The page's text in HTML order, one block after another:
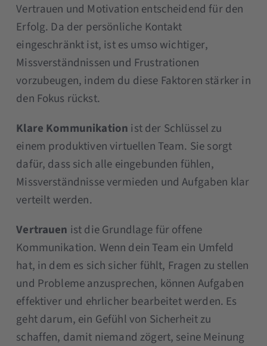
Vertrauen und Motivation entscheidend für den
Erfolg. Da der persönliche Kontakt
eingeschränkt ist, ist es umso wichtiger,
Missverständnissen und Frustrationen
vorzubeugen, indem du diese Faktoren stärker in
den Fokus rückst.
Klare Kommunikation ist der Schlüssel zu
einem produktiven virtuellen Team. Sie sorgt
dafür, dass sich alle eingebunden fühlen,
Missverständnisse vermieden und Aufgaben klar
verteilt werden.
Vertrauen ist die Grundlage für offene
Kommunikation. Wenn dein Team ein Umfeld
hat, in dem es sich sicher fühlt, Fragen zu stellen
und Probleme anzusprechen, können Aufgaben
effektiver und ehrlicher bearbeitet werden. Es
geht darum, ein Gefühl von Sicherheit zu
schaffen, damit niemand zögert, seine Meinung